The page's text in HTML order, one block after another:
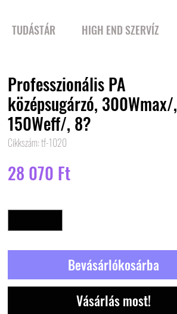
TUDÁSTÁR HIGH END SZERVÍZ
Professzionális PA
középsugárzó, 300Wmax/,
150Weff/, 8?
Cikkszám: tf-1020
28 070 FtÁr
Bevásárlókosárba
Vásárlás most!